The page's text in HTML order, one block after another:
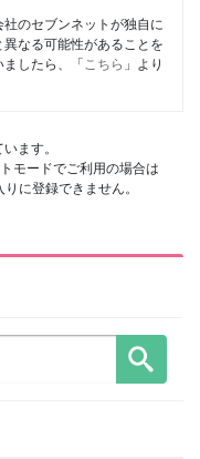
のセブンネットが独自に
なる可能性があることを
したら、「 こちら 」より
ます。
モードでご利用の場合は
に登録できません。